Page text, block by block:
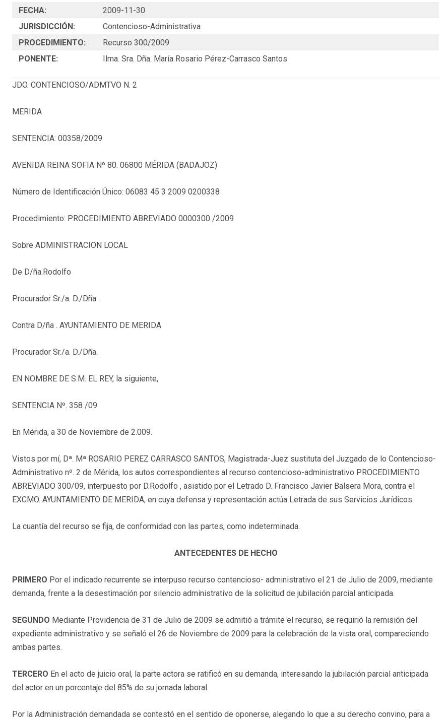
FECHA:
2009-11-30
JURISDICCIÓN:
Contencioso-Administrativa
PROCEDIMIENTO:
Recurso 300/2009
PONENTE:
Ilma. Sra. Dña. María Rosario Pérez-Carrasco Santos
JDO. CONTENCIOSO/ADMTVO N. 2
MERIDA
SENTENCIA: 00358/2009
AVENIDA REINA SOFIA Nº 80. 06800 MÉRIDA (BADAJOZ)
Número de Identificación Único: 06083 45 3 2009 0200338
Procedimiento: PROCEDIMIENTO ABREVIADO 0000300 /2009
Sobre ADMINISTRACION LOCAL
De D/ña.Rodolfo
Procurador Sr./a. D./Dña .
Contra D/ña . AYUNTAMIENTO DE MERIDA
Procurador Sr./a. D./Dña.
EN NOMBRE DE S.M. EL REY, la siguiente,
SENTENCIA Nº. 358 /09
En Mérida, a 30 de Noviembre de 2.009.
Vistos por mí, Dª. Mª ROSARIO PEREZ CARRASCO SANTOS, Magistrada-Juez sustituta del Juzgado de lo Contencioso-
Administrativo nº. 2 de Mérida, los autos correspondientes al recurso contencioso-administrativo PROCEDIMIENTO
ABREVIADO 300/09, interpuesto por D.Rodolfo , asistido por el Letrado D. Francisco Javier Balsera Mora, contra el
EXCMO. AYUNTAMIENTO DE MERIDA, en cuya defensa y representación actúa Letrada de sus Servicios Jurídicos.
La cuantía del recurso se fija, de conformidad con las partes, como indeterminada.
ANTECEDENTES DE HECHO
PRIMERO Por el indicado recurrente se interpuso recurso contencioso- administrativo el 21 de Julio de 2009, mediante
demanda, frente a la desestimación por silencio administrativo de la solicitud de jubilación parcial anticipada.
SEGUNDO Mediante Providencia de 31 de Julio de 2009 se admitió a trámite el recurso, se requirió la remisión del
expediente administrativo y se señaló el 26 de Noviembre de 2009 para la celebración de la vista oral, compareciendo
ambas partes.
TERCERO En el acto de juicio oral, la parte actora se ratificó en su demanda, interesando la jubilación parcial anticipada
del actor en un porcentaje del 85% de su jornada laboral.
Por la Administración demandada se contestó en el sentido de oponerse, alegando lo que a su derecho convino, para a